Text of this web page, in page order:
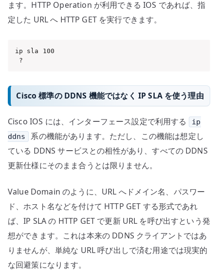
ます。HTTP Operation が利用できる IOS であれば、指
定した URL へ HTTP GET を実行できます。
ip sla 100
?
Cisco 標準の DDNS 機能ではなく IP SLA を使う理由
Cisco IOS には、インターフェース設定で利用する
ip
ddns
系の機能があります。ただし、この機能は想定し
ている DDNS サービスとの相性があり、すべての DDNS
更新仕様にそのまま合うとは限りません。
Value Domain のように、URL へドメイン名、パスワー
ド、ホスト名などを付けて HTTP GET する形式であれ
ば、IP SLA の HTTP GET で更新 URL を呼び出すという発
想ができます。これは本来の DDNS クライアントではあ
りませんが、単純な URL 呼び出しで済む用途では現実的
な回避策になります。